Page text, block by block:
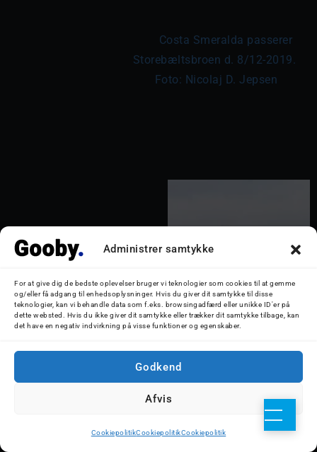
Administrer samtykke
For at give dig de bedste oplevelser bruger vi teknologier som cookies til at gemme
og/eller få adgang til enhedsoplysninger. Hvis du giver dit samtykke til disse
teknologier, kan vi behandle data som f.eks. browsingadfærd eller unikke ID'er på
dette websted. Hvis du ikke giver dit samtykke eller trækker dit samtykke tilbage, kan
det have en negativ indvirkning på visse funktioner og egenskaber.
Godkend
Afvis
CookiepolitikCookiepolitikCookiepolitik
Storebæltsbroen d. 8/12-2019.
Foto: Nicolaj D. Jepsen